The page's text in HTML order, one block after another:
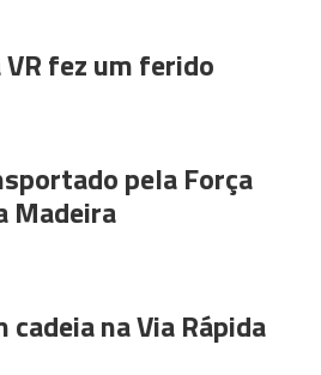
fez um ferido
pela Força
Madeira
cadeia na Via Rápida